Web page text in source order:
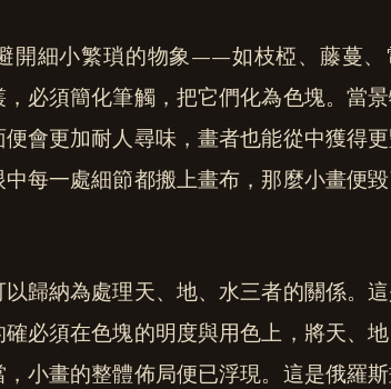
開細小繁瑣的物象——如枝椏、藤蔓、
必須簡化筆觸，把它們化為色塊。當
會更加耐人尋味，畫者也能從中獲得更
每一處細節都搬上畫布，那麼小畫便
歸納為處理天、地、水三者的關係。
必須在色塊的明度與用色上，將天、
小畫的整體佈局便已浮現。這是俄羅